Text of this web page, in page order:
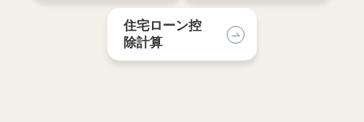
住宅ローン控
除計算